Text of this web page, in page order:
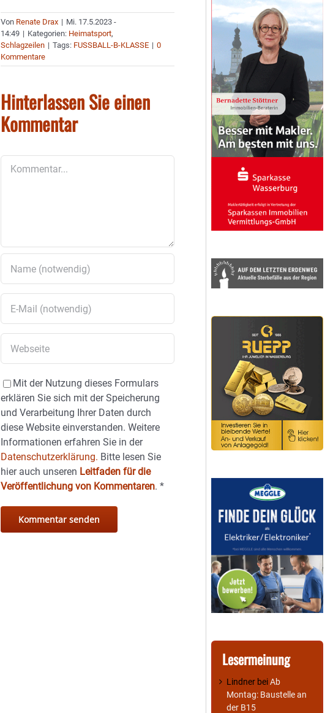
Von Renate Drax | Mi. 17.5.2023 -
14:49 | Kategorien: Heimatsport,
Schlagzeilen | Tags: FUSSBALL-B-KLASSE | 0
Kommentare
Hinterlassen Sie einen
Kommentar
Mit der Nutzung dieses Formulars
erklären Sie sich mit der Speicherung
und Verarbeitung Ihrer Daten durch
diese Website einverstanden. Weitere
Informationen erfahren Sie in der
Datenschutzerklärung. Bitte lesen Sie
hier auch unseren Leitfaden für die
Veröffentlichung von Kommentaren.*
Lesermeinung
Lindner beiAb
Montag: Baustelle an
der B15